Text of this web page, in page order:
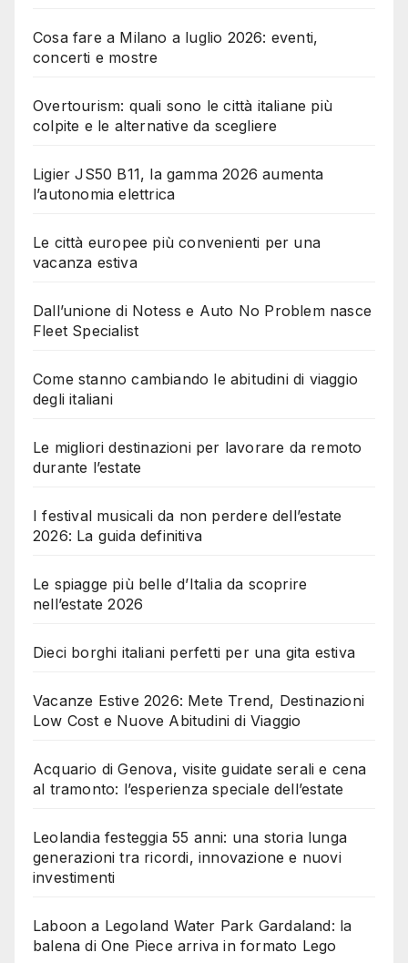
Cosa fare a Milano a luglio 2026: eventi,
concerti e mostre
Overtourism: quali sono le città italiane più
colpite e le alternative da scegliere
Ligier JS50 B11, la gamma 2026 aumenta
l’autonomia elettrica
Le città europee più convenienti per una
vacanza estiva
Dall’unione di Notess e Auto No Problem nasce
Fleet Specialist
Come stanno cambiando le abitudini di viaggio
degli italiani
Le migliori destinazioni per lavorare da remoto
durante l’estate
I festival musicali da non perdere dell’estate
2026: La guida definitiva
Le spiagge più belle d’Italia da scoprire
nell’estate 2026
Dieci borghi italiani perfetti per una gita estiva
Vacanze Estive 2026: Mete Trend, Destinazioni
Low Cost e Nuove Abitudini di Viaggio
Acquario di Genova, visite guidate serali e cena
al tramonto: l’esperienza speciale dell’estate
Leolandia festeggia 55 anni: una storia lunga
generazioni tra ricordi, innovazione e nuovi
investimenti
Laboon a Legoland Water Park Gardaland: la
balena di One Piece arriva in formato Lego